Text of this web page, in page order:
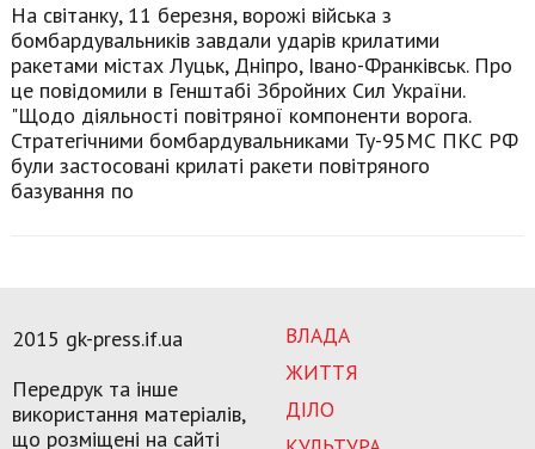
На світанку, 11 березня, ворожі війська з
бомбардувальників завдали ударів крилатими
ракетами містах Луцьк, Дніпро, Івано-Франківськ. Про
це повідомили в Генштабі Збройних Сил України.
"Щодо діяльності повітряної компоненти ворога.
Стратегічними бомбардувальниками Ту-95МС ПКС РФ
були застосовані крилаті ракети повітряного
базування по
ВЛАДА
ЖИТТЯ
ДІЛО
2015 gk-press.if.ua
Передрук та інше
використання матеріалів,
що розміщені на сайті